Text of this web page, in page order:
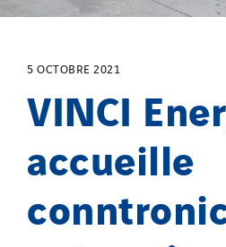
5 OCTOBRE 2021
VINCI
accueille